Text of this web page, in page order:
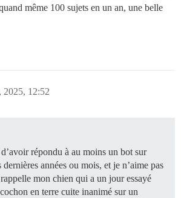
même 100 sujets en un an, une belle
2025, 12:52
répondu à au moins un bot sur
années ou mois, et je n’aime pas
mon chien qui a un jour essayé
en terre cuite inanimé sur un